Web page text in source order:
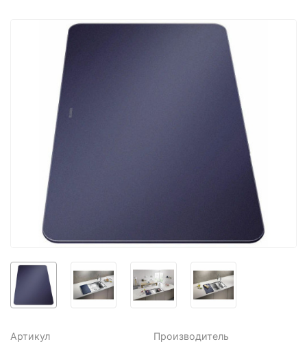
Артикул Производитель